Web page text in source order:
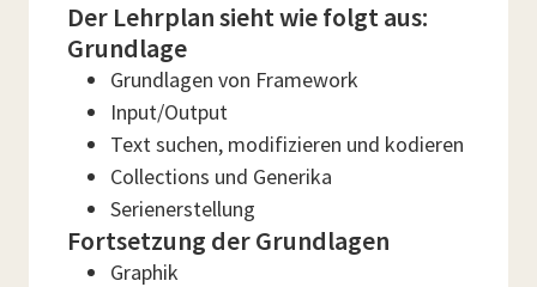
Der Lehrplan sieht wie folgt aus:
Grundlage
Grundlagen von Framework
Input/Output
Text suchen, modifizieren und kodieren
Collections und Generika
Serienerstellung
Fortsetzung der Grundlagen
Graphik